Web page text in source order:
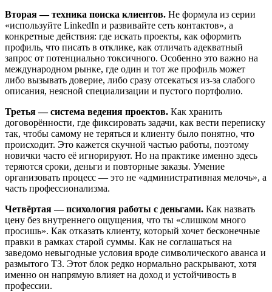
Вторая — техника поиска клиентов. Не формула из серии
«используйте LinkedIn и развивайте сеть контактов», а
конкретные действия: где искать проекты, как оформить
профиль, что писать в отклике, как отличать адекватный
запрос от потенциально токсичного. Особенно это важно на
международном рынке, где один и тот же профиль может
либо вызывать доверие, либо сразу отсекаться из-за слабого
описания, неясной специализации и пустого портфолио.
Третья — система ведения проектов. Как хранить
договорённости, где фиксировать задачи, как вести переписку
так, чтобы самому не теряться и клиенту было понятно, что
происходит. Это кажется скучной частью работы, поэтому
новички часто её игнорируют. Но на практике именно здесь
теряются сроки, деньги и повторные заказы. Умение
организовать процесс — это не «административная мелочь», а
часть профессионализма.
Четвёртая — психология работы с деньгами. Как назвать
цену без внутреннего ощущения, что ты «слишком много
просишь». Как отказать клиенту, который хочет бесконечные
правки в рамках старой суммы. Как не соглашаться на
заведомо невыгодные условия вроде символического аванса и
размытого ТЗ. Этот блок редко нормально раскрывают, хотя
именно он напрямую влияет на доход и устойчивость в
профессии.